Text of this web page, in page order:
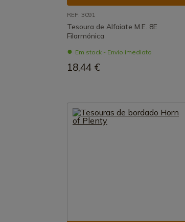
REF: 3091
Tesoura de Alfaiate M.E. 8E
Filarmónica
Em stock - Envio imediato
18,44 €